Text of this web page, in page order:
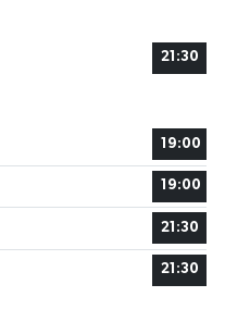
21:30
19:00
19:00
21:30
21:30